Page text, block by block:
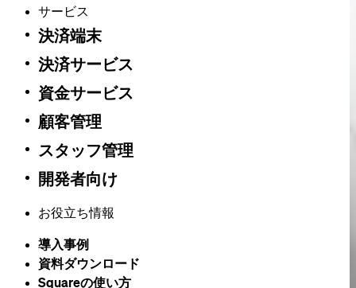
サービス
決済端末
決済サービス
資金サービス
顧客管理
スタッフ管理
開発者向け
お役立ち情報
導入事例
資料ダウンロード
Squareの​使い方